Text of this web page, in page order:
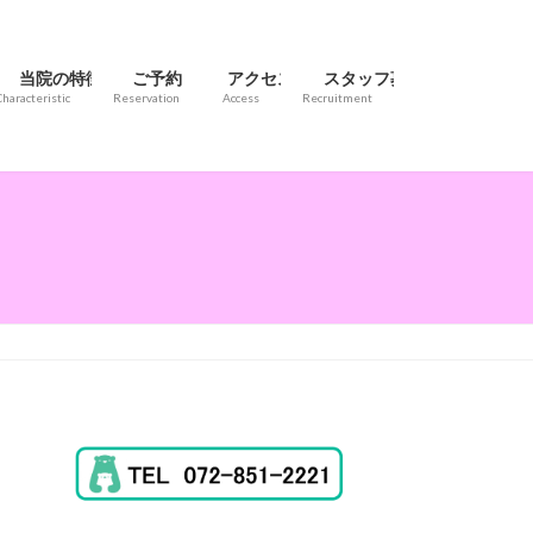
当院の特徴 ご予約
Reservation
アクセス
Access
スタッフ募集
Recruitment